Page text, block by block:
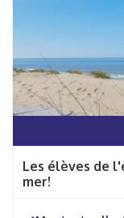
Les élèves de
mer!